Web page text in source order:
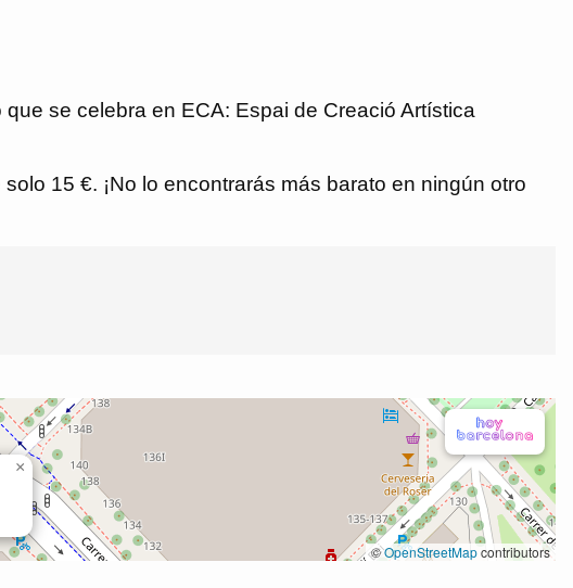
se celebra en ECA: Espai de Creació Artística
15 €. ¡No lo encontrarás más barato en ningún otro